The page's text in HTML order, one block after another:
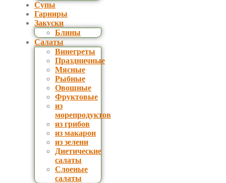
Супы
Гарниры
Закуски
Блины
Салаты
Винегреты
Праздничные
Мясные
Рыбные
Овощные
Фруктовые
из
морепродуктов
из грибов
из макарон
из зелени
Диетические
салаты
Слоеные
салаты